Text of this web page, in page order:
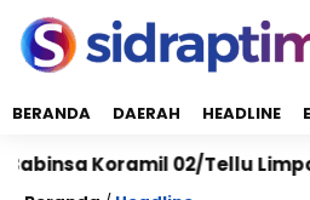
BERANDA DAERAH HEADLINE
Koramil 02/Tellu Limpoe